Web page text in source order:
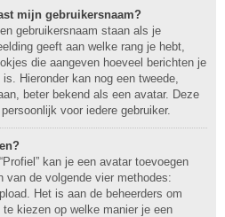
mijn gebruikersnaam?
gebruikersnaam staan als je
geeft aan welke rang je hebt,
die aangeven hoeveel berichten je
Hieronder kan nog een tweede,
beter bekend als een avatar. Deze
voor iedere gebruiker.
kan je een avatar toevoegen
van de volgende vier methodes:
Het is aan de beheerders om
kiezen op welke manier je een